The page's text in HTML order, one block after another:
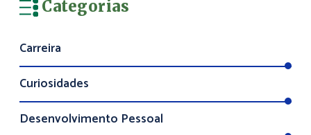
Categorias
Carreira
Curiosidades
Desenvolvimento Pessoal